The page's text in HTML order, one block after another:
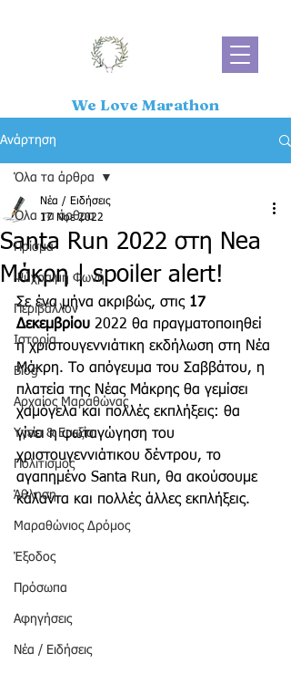
We Love Marathon
Ανάρτηση
Όλα τα άρθρα
Πρίσμα
Ψύχραιμη Φωνή
Περιβάλλον
Ιστορία
Blog
Αρχαίος Μαραθώνας
Υγεία & Ευεξία
Πολιτισμός
Άθληση
Μαραθώνιος Δρόμος
Έξοδος
Πρόσωπα
Αφηγήσεις
Νέα / Ειδήσεις
Όλα τα άρθρα
Santa Run 2022 στη Nea
Mάκρη | spoiler alert!
Νέα / Ειδήσεις
17 Νοε 2022
Σε ένα μήνα ακριβώς, στις 17
Δεκεμβρίου 2022 θα πραγματοποιηθεί
η χριστουγεννιάτικη εκδήλωση στη Νέα
Μάκρη. Το απόγευμα του Σαββάτου, η
πλατεία της Νέας Μάκρης θα γεμίσει
χαμόγελα και πολλές εκπλήξεις: θα
γίνει η φωταγώγηση του
χριστουγεννιάτικου δέντρου, το
αγαπημένο Santa Run, θα ακούσουμε
κάλαντα και πολλές άλλες εκπλήξεις.